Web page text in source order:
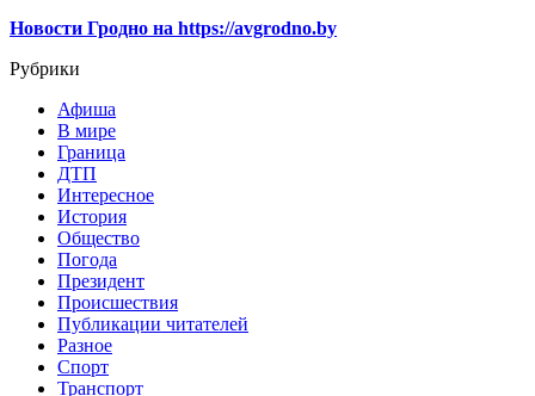
Новости Гродно на https://avgrodno.by
Рубрики
Афиша
В мире
Граница
ДТП
Интересное
История
Общество
Погода
Президент
Происшествия
Публикации читателей
Разное
Спорт
Транспорт